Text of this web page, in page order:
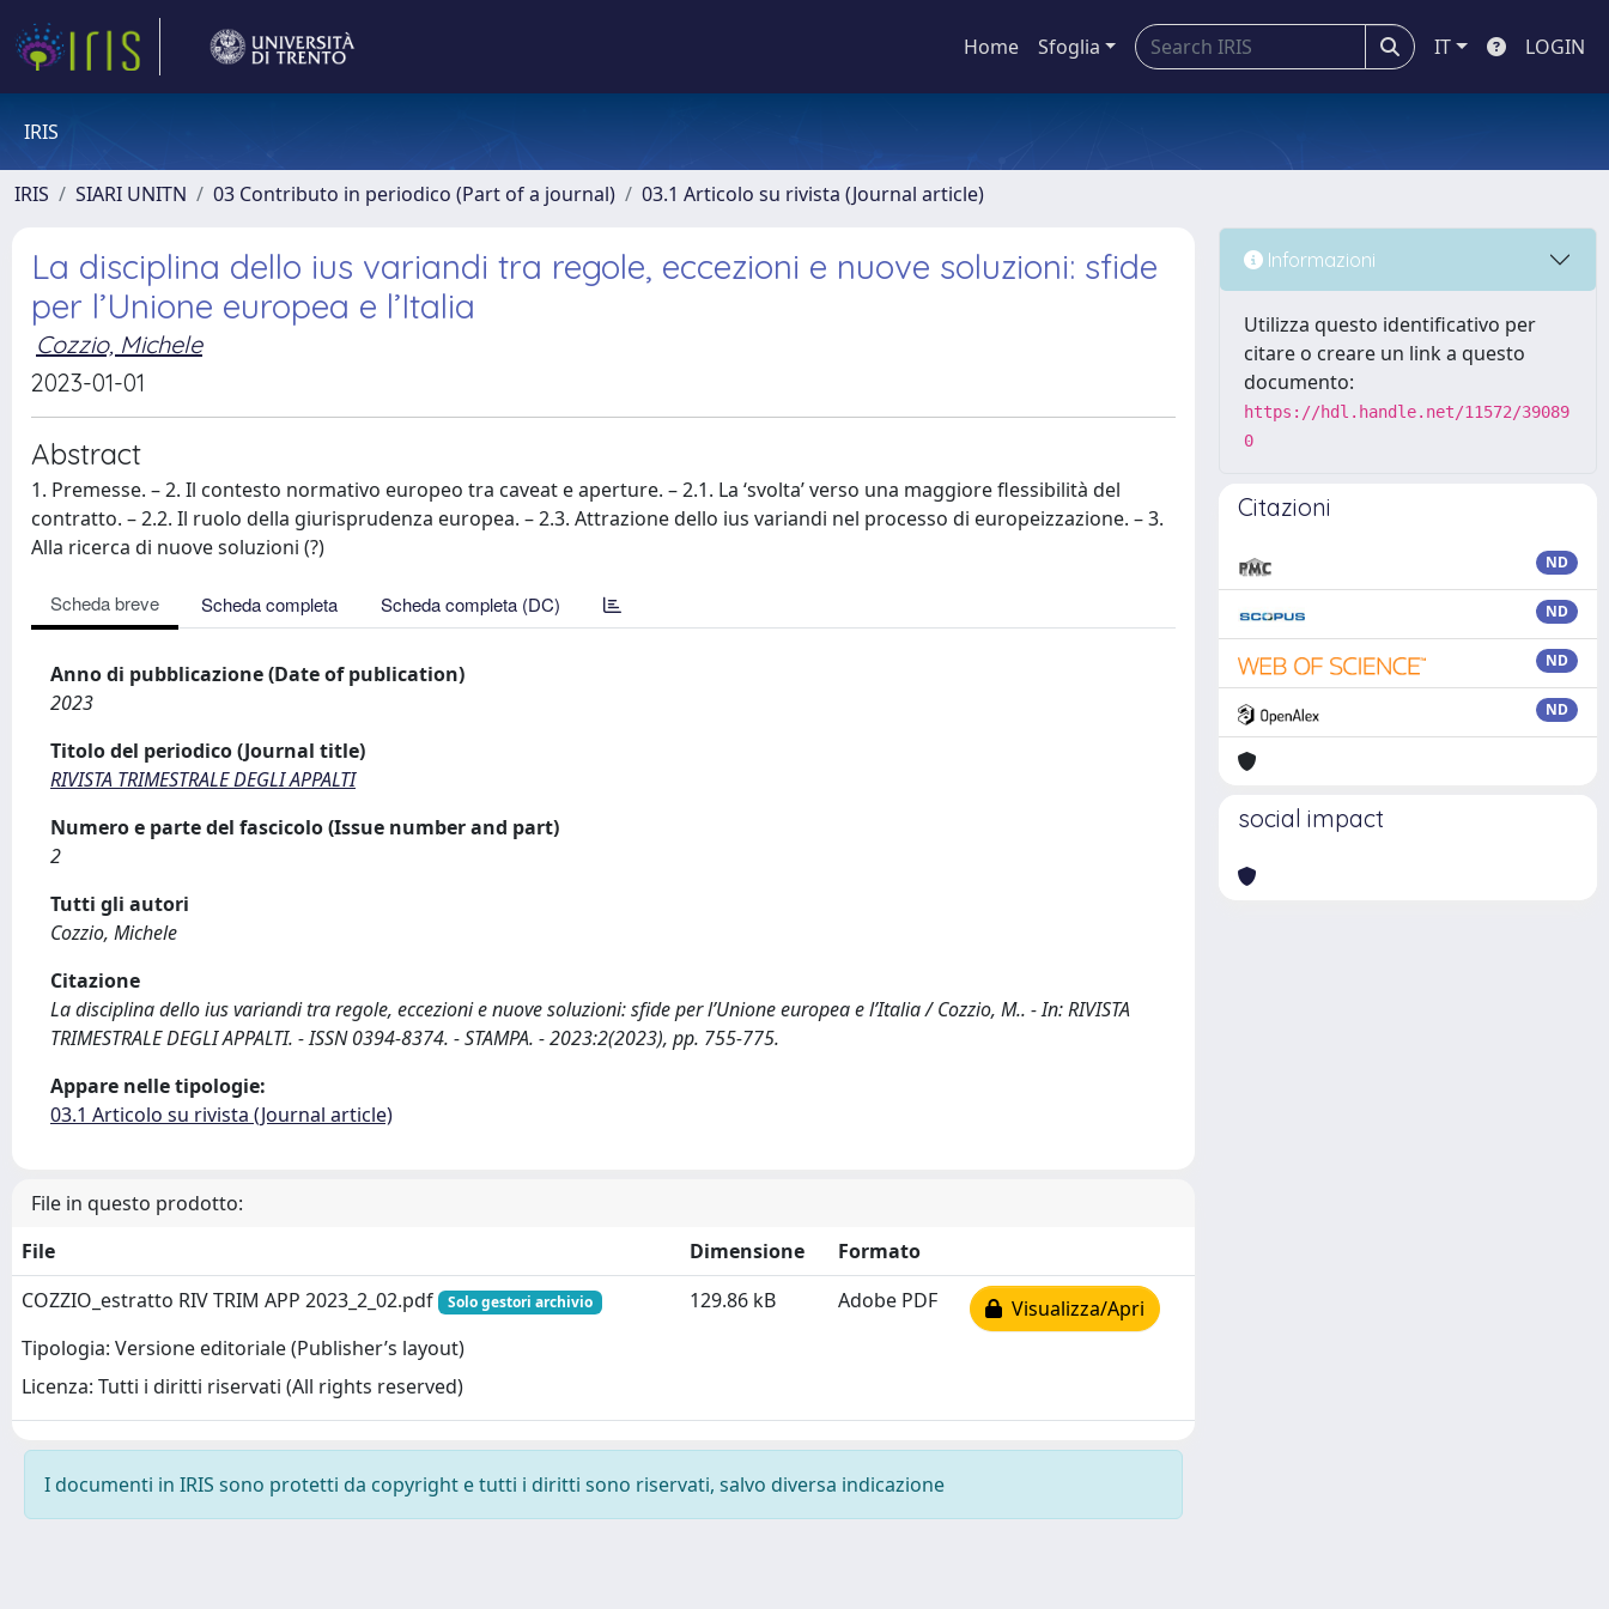
Home Sfoglia IT LOGIN
IRIS
IRIS SIARI UNITN 03 Contributo in periodico (Part of a journal) 03.1 Articolo su rivista (Journal article)
La disciplina dello ius variandi tra regole, eccezioni e nuove soluzioni: sfide
per l’Unione europea e l’Italia
Cozzio, Michele
2023-01-01
Abstract
1. Premesse. – 2. Il contesto normativo europeo tra caveat e aperture. – 2.1. La ‘svolta’ verso una maggiore flessibilità del
contratto. – 2.2. Il ruolo della giurisprudenza europea. – 2.3. Attrazione dello ius variandi nel processo di europeizzazione. – 3.
Alla ricerca di nuove soluzioni (?)
Scheda breve Scheda completa Scheda completa (DC)
Anno di pubblicazione (Date of publication)
2023
Titolo del periodico (Journal title)
RIVISTA TRIMESTRALE DEGLI APPALTI
Numero e parte del fascicolo (Issue number and part)
2
Tutti gli autori
Cozzio, Michele
Citazione
La disciplina dello ius variandi tra regole, eccezioni e nuove soluzioni: sfide per l’Unione europea e l’Italia / Cozzio, M.. - In: RIVISTA
TRIMESTRALE DEGLI APPALTI. - ISSN 0394-8374. - STAMPA. - 2023:2(2023), pp. 755-775.
Appare nelle tipologie:
03.1 Articolo su rivista (Journal article)
File in questo prodotto:
File
Dimensione
Formato
COZZIO_estratto RIV TRIM APP 2023_2_02.pdf
Solo gestori archivio
Tipologia: Versione editoriale (Publisher’s layout)
Licenza: Tutti i diritti riservati (All rights reserved)
129.86 kB Adobe PDF Visualizza/Apri
I documenti in IRIS sono protetti da copyright e tutti i diritti sono riservati, salvo diversa indicazione
Informazioni
Utilizza questo identificativo per
citare o creare un link a questo
documento:
https://hdl.handle.net/11572/39089
0
Citazioni
ND
ND
ND
ND
social impact